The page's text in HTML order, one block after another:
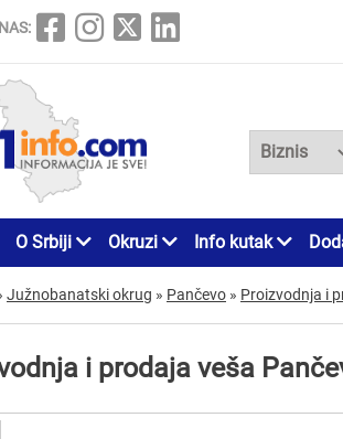
O Srbiji Okruzi Info kutak
Južnobanatski okrug » Pančevo » Proizvodnja i
i prodaja veša